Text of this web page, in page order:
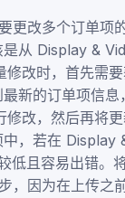
改多个订单项
从 Display &
改时，首先需要
新的订单项信息
改，然后再将
，若在 Display
低且容易出错。
，因为在上传之